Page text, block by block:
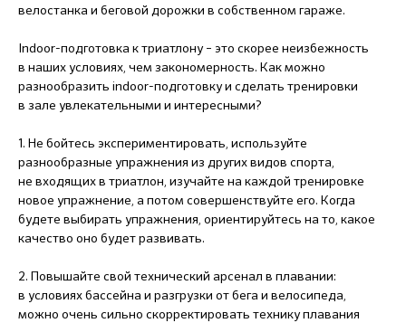
велостанка и беговой дорожки в собственном гараже.
Indoor-подготовка к триатлону – это скорее неизбежность
в наших условиях, чем закономерность. Как можно
разнообразить indoor-подготовку и сделать тренировки
в зале увлекательными и интересными?
1. Не бойтесь экспериментировать, используйте
разнообразные упражнения из других видов спорта,
не входящих в триатлон, изучайте на каждой тренировке
новое упражнение, а потом совершенствуйте его. Когда
будете выбирать упражнения, ориентируйтесь на то, какое
качество оно будет развивать.
2. Повышайте свой технический арсенал в плавании:
в условиях бассейна и разгрузки от бега и велосипеда,
можно очень сильно скорректировать технику плавания